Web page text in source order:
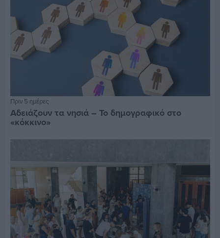
Πριν 5 ημέρες
Αδειάζουν τα νησιά – Το δημογραφικό στο
«κόκκινο»